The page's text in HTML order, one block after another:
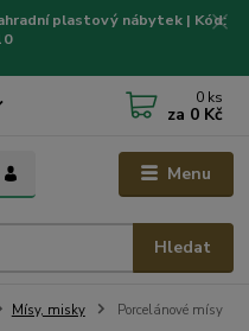
plastový nábytek | Kód:
Menu
Hledat
0 ks
za 0 Kč
Mísy, misky Porcelánové mísy